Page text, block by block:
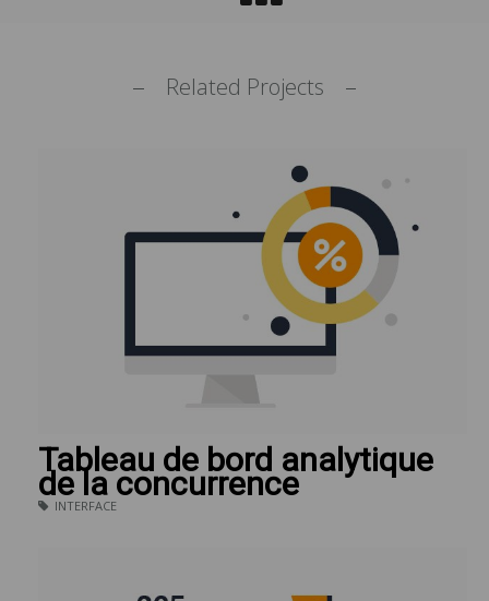
Related Projects
Tableau de bord analytique
de la concurrence
INTERFACE